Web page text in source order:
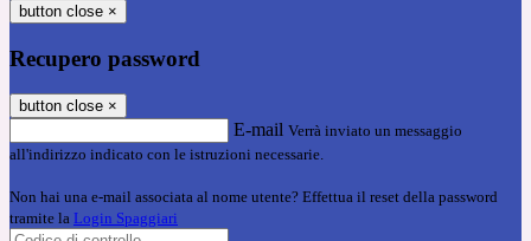
button close ×
Recupero password
button close ×
E-mail Verrà inviato un messaggio
all'indirizzo indicato con le istruzioni necessarie.
Non hai una e-mail associata al nome utente? Effettua il reset della password
tramite la Login Spaggiari